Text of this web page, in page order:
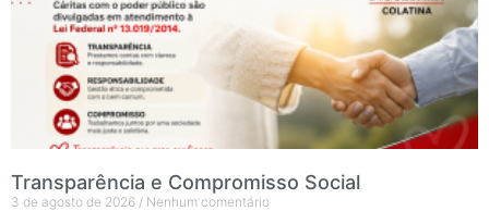
Transparência e Compromisso Social
3 de agosto de 2026 Nenhum comentário